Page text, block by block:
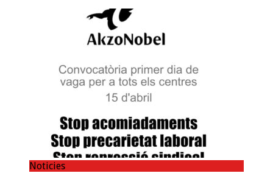
Noticies